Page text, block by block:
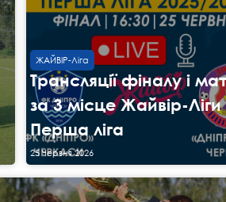
ЖАЙВІР-Ліга
Трансляції фіналу і
за 3 місце Жайвір-Ліги
Перша ліга
25 Червня 2026